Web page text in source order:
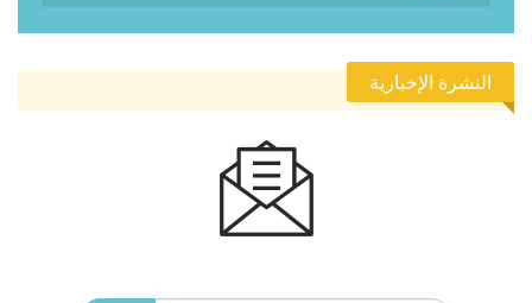
النشرة الإخبارية